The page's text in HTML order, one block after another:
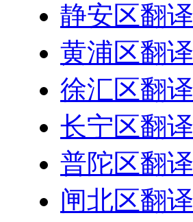
静安区翻译
黄浦区翻译
徐汇区翻译
长宁区翻译
普陀区翻译
闸北区翻译